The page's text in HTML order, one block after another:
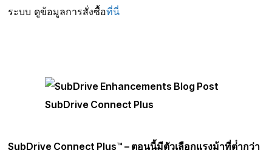
ระบบ ดูข้อมูลการสั่งซื้อที่นี่
SubDrive Connect Plus™ – ตอนนี้มีตัวเลือกแรงม้าที่ต่ํากว่า